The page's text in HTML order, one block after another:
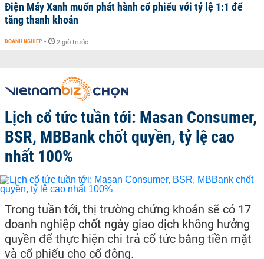
Điện Máy Xanh muốn phát hành cổ phiếu với tỷ lệ 1:1 để
tăng thanh khoản
DOANH NGHIỆP - 2 giờ trước
Lịch cổ tức tuần tới: Masan Consumer,
BSR, MBBank chốt quyền, tỷ lệ cao
nhất 100%
Trong tuần tới, thị trường chứng khoán sẽ có 17
doanh nghiệp chốt ngày giao dịch không hưởng
quyền để thực hiện chi trả cổ tức bằng tiền mặt
và cổ phiếu cho cổ đông.